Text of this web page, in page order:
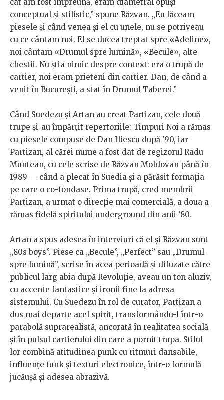
cât am fost împreună, eram diametral opuși
conceptual și stilistic,” spune Răzvan. „Eu făceam
piesele și când venea și el cu unele, nu se potriveau
cu ce cântam noi. El se ducea treptat spre «Adeline»,
noi cântam «Drumul spre lumină», «Becule», alte
chestii. Nu știa nimic despre context: era o trupă de
cartier, noi eram prieteni din cartier. Dan, de când a
venit în București, a stat în Drumul Taberei.”
Când Suedezu și Artan au creat Partizan, cele două
trupe și-au împărțit repertoriile: Timpuri Noi a rămas
cu piesele compuse de Dan Iliescu după ’90, iar
Partizan, al cărei nume a fost dat de regizorul Radu
Muntean, cu cele scrise de Răzvan Moldovan până în
1989 — când a plecat în Suedia și a părăsit formația
pe care o co-fondase. Prima trupă, cred membrii
Partizan, a urmat o direcție mai comercială, a doua a
rămas fidelă spiritului underground din anii ’80.
Artan a spus adesea în interviuri că el și Răzvan sunt
„80s boys”. Piese ca „Becule”, „Perfect” sau „Drumul
spre lumină”, scrise în acea perioadă și difuzate către
publicul larg abia după Revoluție, aveau un ton aluziv,
cu accente fantastice și ironii fine la adresa
sistemului. Cu Suedezu în rol de curator, Partizan a
dus mai departe acel spirit, transformându-l într-o
parabolă suprarealistă, ancorată în realitatea socială
și în pulsul cartierului din care a pornit trupa. Stilul
lor combină atitudinea punk cu ritmuri dansabile,
influențe funk și texturi electronice, într-o formulă
jucăușă și adesea abrazivă.